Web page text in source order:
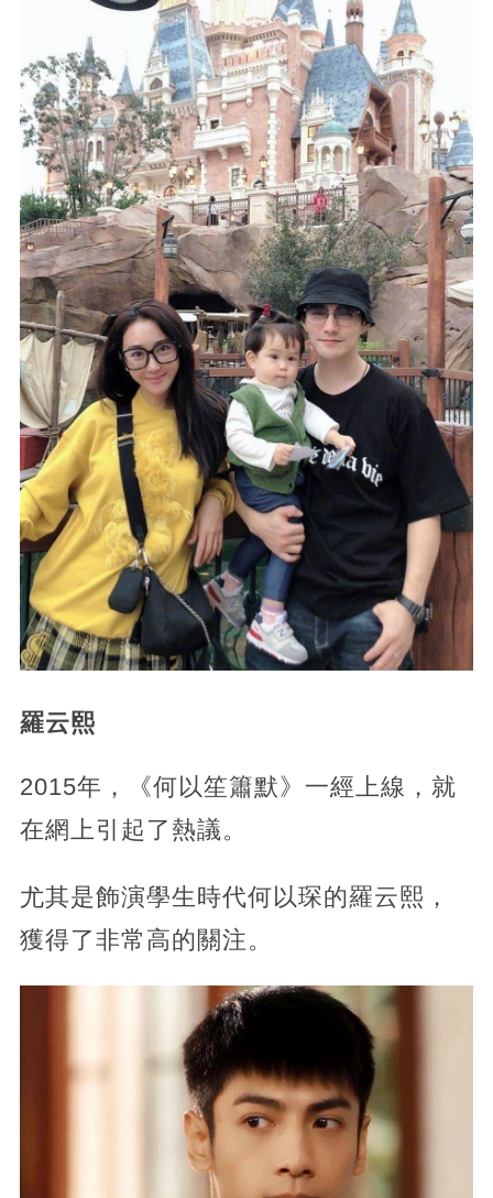
羅云熙
2015年，《何以笙簫默》一經上線，就
在網上引起了熱議。
尤其是飾演學生時代何以琛的羅云熙，
獲得了非常高的關注。